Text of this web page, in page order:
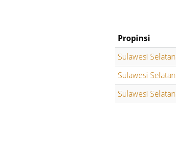
Propinsi
Sulawesi Selatan
Sulawesi Selatan
Sulawesi Selatan